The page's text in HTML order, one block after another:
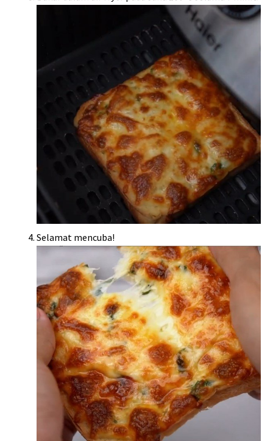
Selamat mencuba!